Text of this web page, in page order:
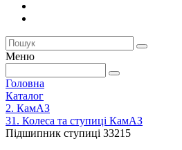
Меню
Головна
Каталог
2. КамАЗ
31. Колеса та ступиці КамАЗ
Підшипник ступиці 33215